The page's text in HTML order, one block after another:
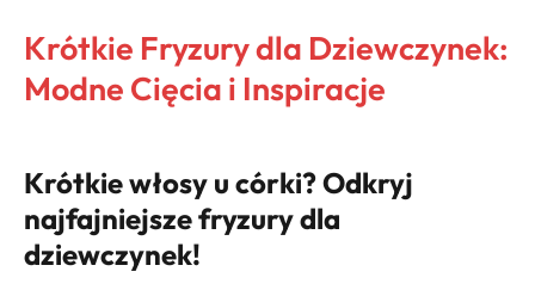
Krótkie Fryzury dla Dziewczynek:
Modne Cięcia i Inspiracje
Krótkie włosy u córki? Odkryj
najfajniejsze fryzury dla
dziewczynek!